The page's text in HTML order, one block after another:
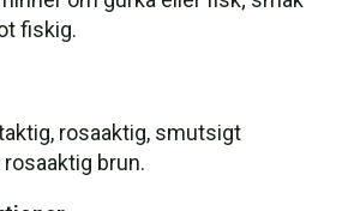
fiskig.
rosaaktig, smutsigt
brun.